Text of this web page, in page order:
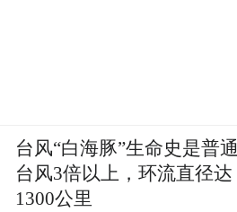
台风“白海豚”生命史是普通
台风3倍以上，环流直径达
1300公里